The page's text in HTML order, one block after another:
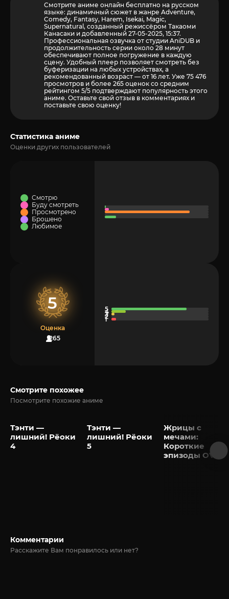
Смотрите аниме онлайн бесплатно на русском
языке: динамичный сюжет в жанре Adventure,
Comedy, Fantasy, Harem, Isekai, Magic,
Supernatural, созданный режиссёром Такаоми
Канасаки и добавленный 27-05-2025, 15:37.
Профессиональная озвучка от студии AniDUB и
продолжительность серии около 28 минут
обеспечивают полное погружение в каждую
сцену. Удобный плеер позволяет смотреть без
буферизации на любых устройствах, а
рекомендованный возраст — от 16 лет. Уже 75 476
просмотров и более 265 оценок со средним
рейтингом 5/5 подтверждают популярность этого
аниме. Оставьте свой отзыв в комментариях и
поставьте свою оценку!
Статистика аниме
Оценки других пользователей
Смотрю
Буду смотреть
Просмотрено
Брошено
Любимое
5
Оценка
265
Смотрите похожее
Посмотрите похожие аниме
Тэнти —
лишний! Рёоки
4
Тэнти —
лишний! Рёоки
5
Жрицы с
мечами:
Короткие
эпизоды OVA
Комментарии
Расскажите Вам понравилось или нет?